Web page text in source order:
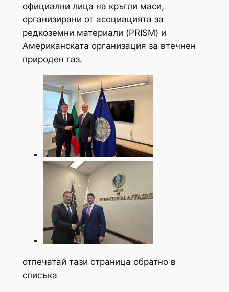
официални лица на кръгли маси,
организирани от асоциацията за
редкоземни материали (PRISM) и
Американската организация за втечнен
природен газ.
отпечатай тази страница обратно в
списъка